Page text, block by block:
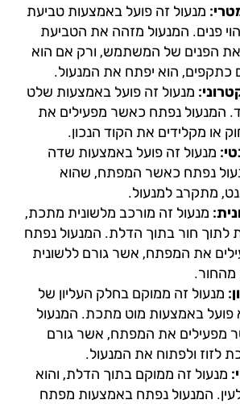
מנעול זה פועל באמצעות טביעת
המנעול מזהה את הטביעת
של המשתמש, ורק אם הוא
הוא יפתח את המנעול.
מנעול זה פועל באמצעות שלט
נפתח כאשר מפעילים את
מקלידים את הקוד הנכון.
זה פועל באמצעות שדה
נפתח כאשר המפתח, שהוא
למנעול.
מנעול זה מורכב מלשונית מתכת,
חור בתוך הדלת. המנעול נפתח
את המפתח, אשר גורם ללשונית
זה ממוקם בחלק העליון של
באמצעות מוט מתכת. המנעול
את המפתח, אשר גורם
ולפתוח את המנעול.
זה ממוקם בתוך הדלת, והוא
המנעול נפתח באמצעות מפתח